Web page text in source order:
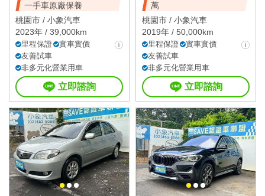
一手車原廠保養
桃園市 / 小象汽車
2023年 / 39,000km
里程保證
實車實價
友善試車
非多元化營業用車
立即諮詢
萬
桃園市 / 小象汽車
2019年 / 50,000km
里程保證
實車實價
友善試車
非多元化營業用車
立即諮詢